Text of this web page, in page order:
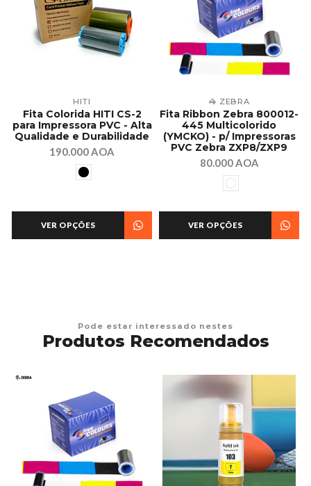
HITI
Fita Colorida HITI CS-2
para Impressora PVC - Alta
Qualidade e Durabilidade
190.000 AOA
VER OPÇÕES
🦓 ZEBRA
Fita Ribbon Zebra 800012-
445 Multicolorido
(YMCKO) - p/ Impressoras
PVC Zebra ZXP8/ZXP9
80.000 AOA
VER OPÇÕES
Pode estar interessado nestes
Produtos Recomendados